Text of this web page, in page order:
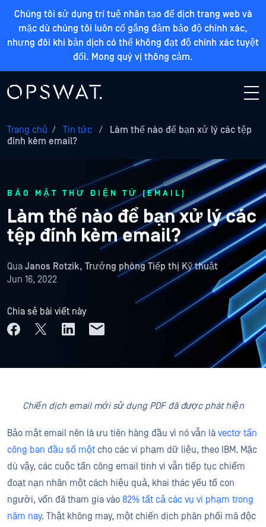
Chúng tôi sử dụng trí tuệ nhân tạo để dịch trang web và
mặc dù chúng tôi luôn cố gắng đảm bảo độ chính xác,
nhưng đôi khi bản dịch có thể không đạt độ chính xác tuyệt
đối. Mong quý vị thông cảm.
Trang chủ / Tin tức /
Làm thế nào để bạn xử lý các tệp
đính kèm email?
BẢO MẬT THƯ ĐIỆN TỬ (EMAIL)
Làm thế nào để bạn xử lý các
tệp đính kèm email?
Qua Janos Rotzik, Trưởng phòng Tiếp thị Kỹ thuật
Jun 16, 2022
Chia sẻ bài viết này
Chiến dịch email mới sử dụng PDF đã được phát hiện
Bảo mật email nên là ưu tiên hàng đầu vì nó vẫn là vectơ tấn
công ban đầu số một cho các vi phạm dữ liệu, theo IBM. Mặc
dù vậy, các cuộc tấn công email tinh vi vẫn tiếp tục chiếm
đoạt nạn nhân một cách hiệu quả, khai thác yếu tố con
người, vốn đã tham gia vào 82% tất cả các vụ vi phạm trong
năm nay. Thật không may, một chiến dịch phân phối mã độc